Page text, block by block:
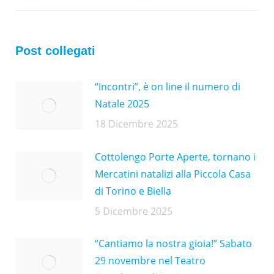
Post collegati
“Incontri”, è on line il numero di
Natale 2025
18 Dicembre 2025
Cottolengo Porte Aperte, tornano i
Mercatini natalizi alla Piccola Casa
di Torino e Biella
5 Dicembre 2025
“Cantiamo la nostra gioia!” Sabato
29 novembre nel Teatro